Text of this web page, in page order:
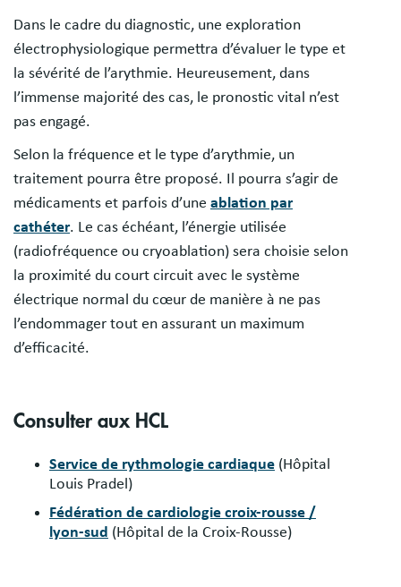
Dans le cadre du diagnostic, une exploration
électrophysiologique permettra d’évaluer le type et
la sévérité de l’arythmie. Heureusement, dans
l’immense majorité des cas, le pronostic vital n’est
pas engagé.
Selon la fréquence et le type d’arythmie, un
traitement pourra être proposé. Il pourra s’agir de
médicaments et parfois d’une ablation par
cathéter. Le cas échéant, l’énergie utilisée
(radiofréquence ou cryoablation) sera choisie selon
la proximité du court circuit avec le système
électrique normal du cœur de manière à ne pas
l’endommager tout en assurant un maximum
d’efficacité.
Consulter aux HCL
Service de rythmologie cardiaque (Hôpital
Louis Pradel)
Fédération de cardiologie croix-rousse /
lyon-sud (Hôpital de la Croix-Rousse)